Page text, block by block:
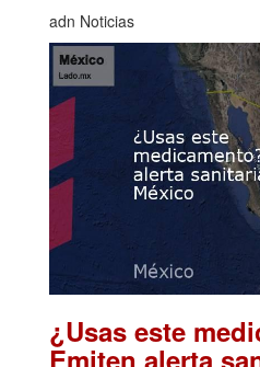
adn Noticias
¿Usas este
Emiten alerta